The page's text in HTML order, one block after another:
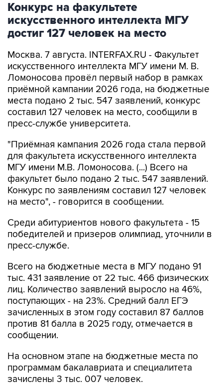
Конкурс на факультете
искусственного интеллекта МГУ
достиг 127 человек на место
Москва. 7 августа. INTERFAX.RU - Факультет
искусственного интеллекта МГУ имени М. В.
Ломоносова провёл первый набор в рамках
приёмной кампании 2026 года, на бюджетные
места подано 2 тыс. 547 заявлений, конкурс
составил 127 человек на место, сообщили в
пресс-службе университета.
"Приёмная кампания 2026 года стала первой
для факультета искусственного интеллекта
МГУ имени М.В. Ломоносова. (...) Всего на
факультет было подано 2 тыс. 547 заявлений.
Конкурс по заявлениям составил 127 человек
на место", - говорится в сообщении.
Среди абитуриентов нового факультета - 15
победителей и призеров олимпиад, уточнили в
пресс-службе.
Всего на бюджетные места в МГУ подано 91
тыс. 431 заявление от 22 тыс. 466 физических
лиц. Количество заявлений выросло на 46%,
поступающих - на 23%. Средний балл ЕГЭ
зачисленных в этом году составил 87 баллов
против 81 балла в 2025 году, отмечается в
сообщении.
На основном этапе на бюджетные места по
программам бакалавриата и специалитета
зачислены 3 тыс. 007 человек.